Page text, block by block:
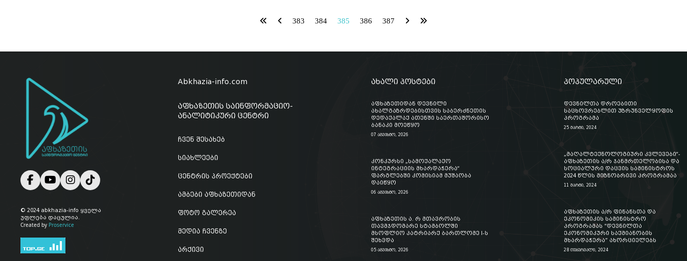
383 384 385 386 387
© 2024 abkhazia-info ყველა
უფლება დაცულია.
Created by Proservice
Abkhazia-info.com
აფხაზეთის საინფორმაციო-
ანალიტიკური ცენტრი
ჩვენ შესახებ
სიახლეები
ცენტრის პროექტები
ამბები აფხაზეთიდან
ფოტო გალერეა
მედია ჩვენზე
არქივი
ახალი პოსტები
აფხაზეთიდან დევნილი
ახალგაზრდებისთვის საბერძნეთის
დედაქალაქ ათენში საერთაშორისო
ბანაკი მოეწყო
07 აგვისტო, 2026
კონკურსი „სამოქალაქო
ინტეგრაციის მხარდაჭერა“
ფარგლებში კომისიამ მუშაობა
დაიწყო
06 აგვისტო, 2026
აფხაზეთის ა. რ მთავრობის
თავმჯდომარე სტამბოლში
მსოფლიო პატრიარქ ბართლომე I-ს
შეხვდა
05 აგვისტო, 2026
პოპულარული
დევნილთა დროებითი
საცხოვრებლით უზრუნველყოფის
პროგრამა
25 მარტი, 2024
„მაღალტექნოლოგიური კვლევები“-
აფხაზეთის ა/რ ჯანმრთელობისა და
სოციალური დაცვის სამინისტროს
2024 წლის მიზნობრივი პროგრამაა
11 მარტი, 2024
აფხაზეთის ა/რ ფინანსთა და
ეკონომიკის სამინისტრო
პროგრამას “დევნილთა
ეკონომიკური საქმიანობის
მხარდაჭერა” ახორციელებს
28 თებერვალი, 2024